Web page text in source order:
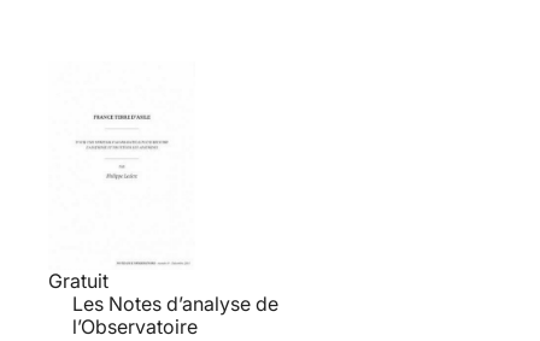
Gratuit
Les Notes d’analyse de
l’Observatoire